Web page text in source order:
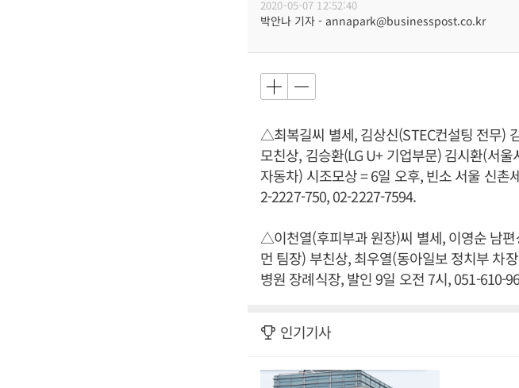
2020-05-07 12:52:40
박안나 기자 - annapark@businesspost.co.kr
△최복길씨 별세, 김상신(STEC컨설팅 전무)
모친상, 김승환(LG U+ 기업부문) 김시환(서
자동차) 시조모상 = 6일 오후, 빈소 서울 신
2-2227-750, 02-2227-7594.
△이천열(후피부과 원장)씨 별세, 이영순 남
먼 팀장) 부친상, 최우열(동아일보 정치부 차
병원 장례식장, 발인 9일 오전 7시, 051-610-
인기기사